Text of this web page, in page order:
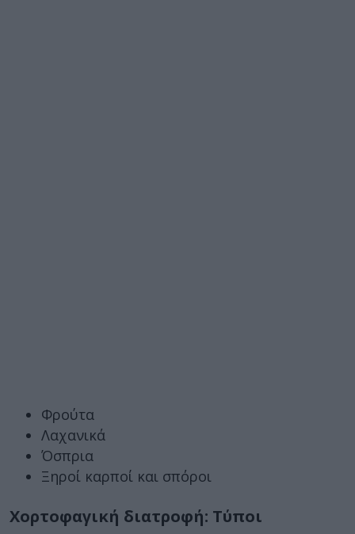
Φρούτα
Λαχανικά
Όσπρια
Ξηροί καρποί και σπόροι
Χορτοφαγική διατροφή: Τύποι